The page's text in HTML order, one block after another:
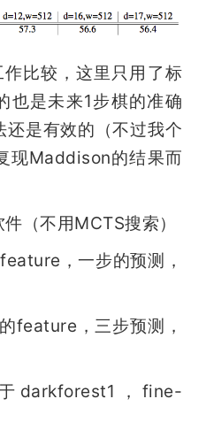
比较，这里只用了标
也是未来1步棋的准确
是有效的（不过我个
现Maddison的结果而
（不用MCTS搜索）
，一步的预测，
feature，三步预测，
darkforest1，fine-